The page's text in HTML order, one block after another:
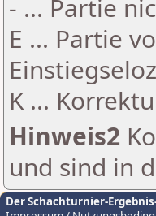
- ... Partie
E ... Partie
K ...
Hinweis2
und sind in
Der Schachturnier-